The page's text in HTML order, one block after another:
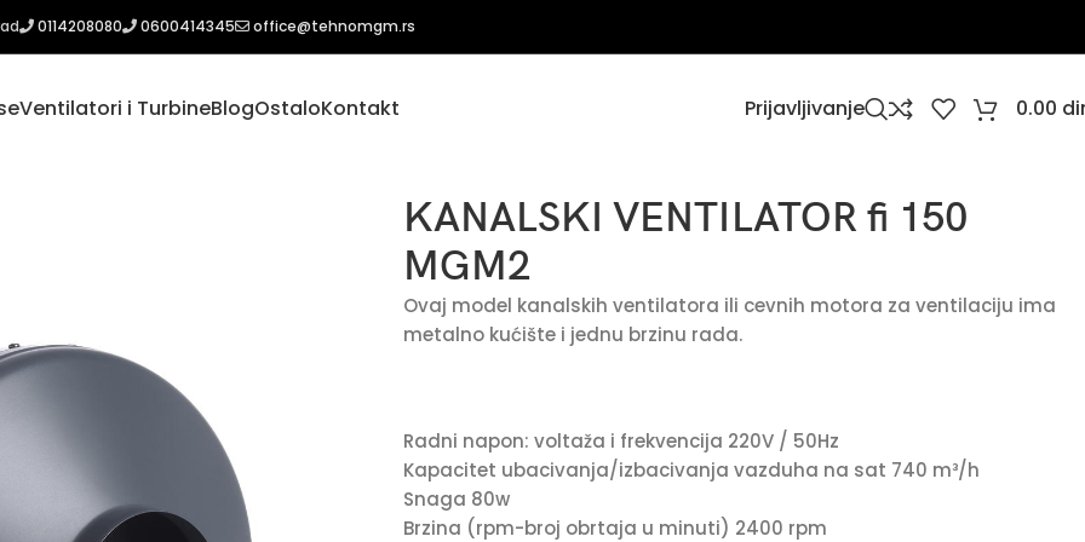
0114208080 0600414345 office@tehnomgm.rs
Ventilatori i TurbineBlogOstaloKontakt Prijavljivanje 0.00
KANALSKI VENTILATOR fi 150
MGM2
Ovaj model kanalskih ventilatora ili cevnih motora za ventilaciju ima
metalno kućište i jednu brzinu rada.
Radni napon: voltaža i frekvencija 220V / 50Hz
Kapacitet ubacivanja/izbacivanja vazduha na sat 740 m³/h
Snaga 80w
Brzina (rpm-broj obrtaja u minuti) 2400 rpm